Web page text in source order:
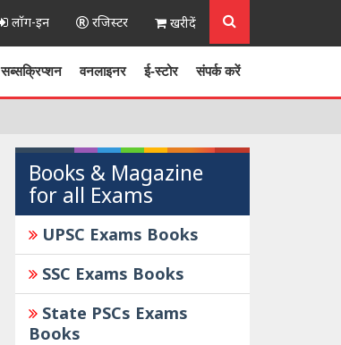
लॉग-इन रजिस्टर खरीदें
सब्सक्रिप्शन वनलाइनर ई-स्टोर संपर्क करें
Books & Magazine
for all Exams
UPSC Exams Books
SSC Exams Books
State PSCs Exams
Books